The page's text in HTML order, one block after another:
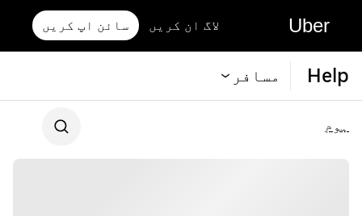
Uber لاگ ان کریں سائن اپ کریں
Help مسافر
ہوم